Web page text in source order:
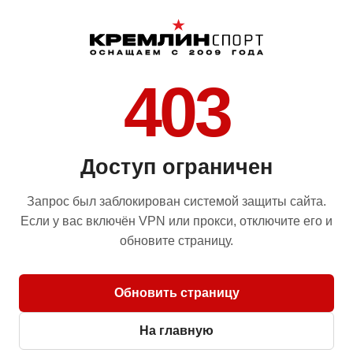
403
Доступ ограничен
Запрос был заблокирован системой защиты сайта.
Если у вас включён VPN или прокси, отключите его и
обновите страницу.
Обновить страницу
На главную